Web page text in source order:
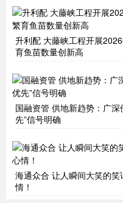
升利配 大藤峡工程开展
育鱼苗数量创新高
国融资管 供地新趋势：广
先”信号明确
海通众合 让人瞬间大笑的
情！